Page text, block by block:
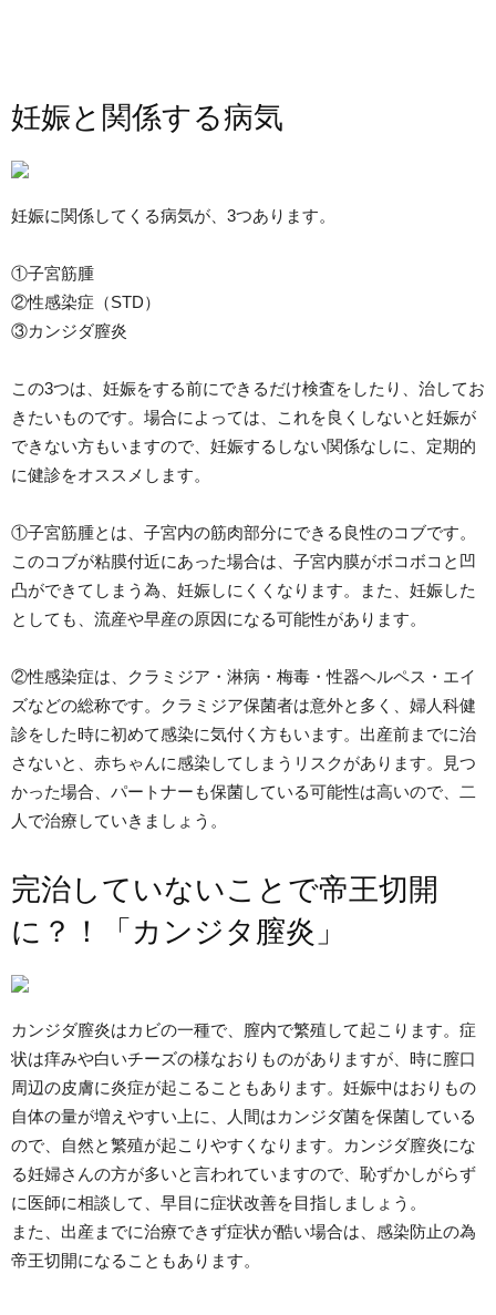
妊娠と関係する病気
妊娠に関係してくる病気が、3つあります。
①子宮筋腫
②性感染症（STD）
③カンジダ膣炎
この3つは、妊娠をする前にできるだけ検査をしたり、治してお
きたいものです。場合によっては、これを良くしないと妊娠が
できない方もいますので、妊娠するしない関係なしに、定期的
に健診をオススメします。
①子宮筋腫とは、子宮内の筋肉部分にできる良性のコブです。
このコブが粘膜付近にあった場合は、子宮内膜がボコボコと凹
凸ができてしまう為、妊娠しにくくなります。また、妊娠した
としても、流産や早産の原因になる可能性があります。
②性感染症は、クラミジア・淋病・梅毒・性器ヘルペス・エイ
ズなどの総称です。クラミジア保菌者は意外と多く、婦人科健
診をした時に初めて感染に気付く方もいます。出産前までに治
さないと、赤ちゃんに感染してしまうリスクがあります。見つ
かった場合、パートナーも保菌している可能性は高いので、二
人で治療していきましょう。
完治していないことで帝王切開
に？！「カンジタ膣炎」
カンジダ膣炎はカビの一種で、膣内で繁殖して起こります。症
状は痒みや白いチーズの様なおりものがありますが、時に膣口
周辺の皮膚に炎症が起こることもあります。妊娠中はおりもの
自体の量が増えやすい上に、人間はカンジダ菌を保菌している
ので、自然と繁殖が起こりやすくなります。カンジダ膣炎にな
る妊婦さんの方が多いと言われていますので、恥ずかしがらず
に医師に相談して、早目に症状改善を目指しましょう。
また、出産までに治療できず症状が酷い場合は、感染防止の為
帝王切開になることもあります。